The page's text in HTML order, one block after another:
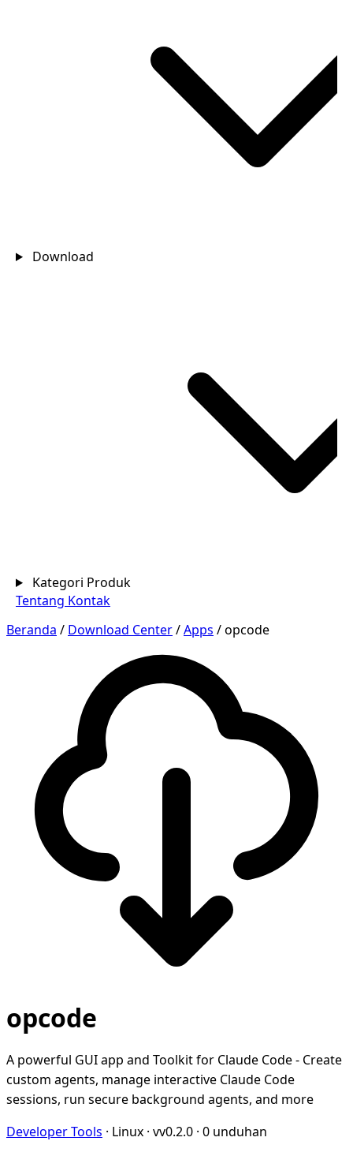
Download
Kategori Produk
Tentang Kontak
Beranda / Download Center/Apps /opcode
opcode
A powerful GUI app and Toolkit for Claude Code - Create
custom agents, manage interactive Claude Code
sessions, run secure background agents, and more
Developer Tools · Linux · vv0.2.0 · 0 unduhan